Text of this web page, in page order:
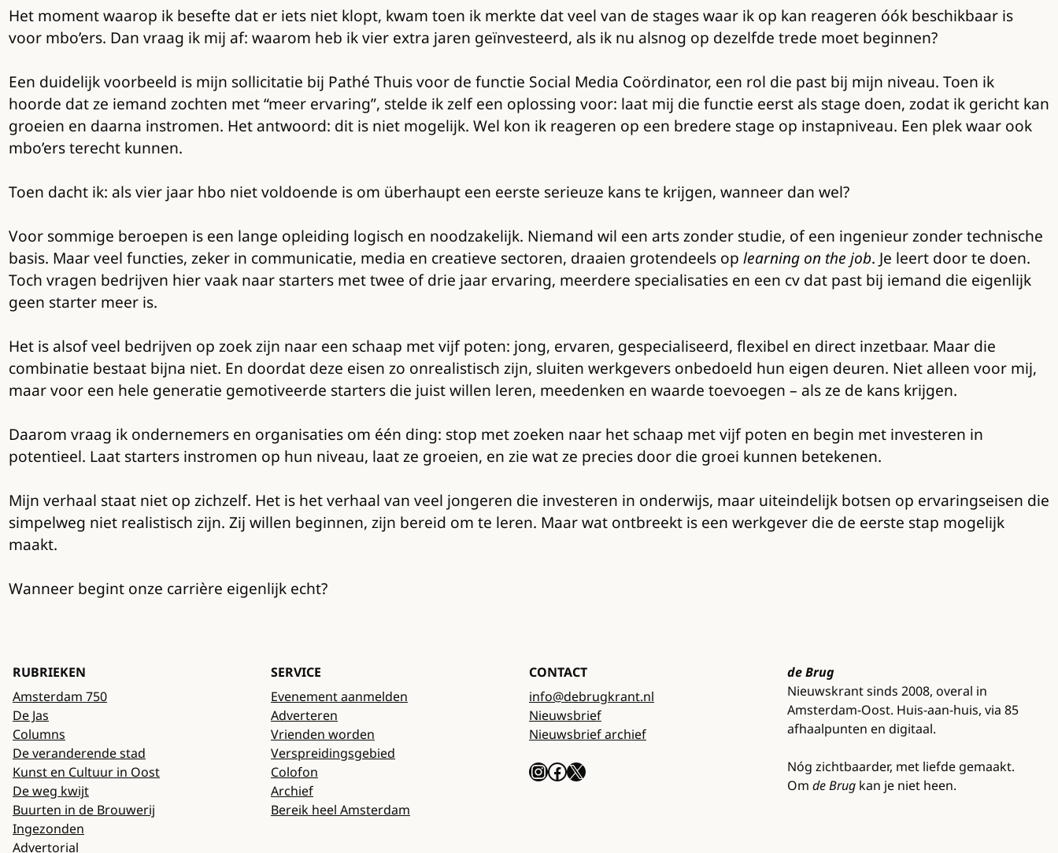
Het moment waarop ik besefte dat er iets niet klopt, kwam toen ik merkte dat veel van de stages waar ik op kan reageren óók beschikbaar is
voor mbo’ers. Dan vraag ik mij af: waarom heb ik vier extra jaren geïnvesteerd, als ik nu alsnog op dezelfde trede moet beginnen?
Een duidelijk voorbeeld is mijn sollicitatie bij Pathé Thuis voor de functie Social Media Coördinator, een rol die past bij mijn niveau. Toen ik
hoorde dat ze iemand zochten met “meer ervaring”, stelde ik zelf een oplossing voor: laat mij die functie eerst als stage doen, zodat ik gericht kan
groeien en daarna instromen. Het antwoord: dit is niet mogelijk. Wel kon ik reageren op een bredere stage op instapniveau. Een plek waar ook
mbo’ers terecht kunnen.
Toen dacht ik: als vier jaar hbo niet voldoende is om überhaupt een eerste serieuze kans te krijgen, wanneer dan wel?
Voor sommige beroepen is een lange opleiding logisch en noodzakelijk. Niemand wil een arts zonder studie, of een ingenieur zonder technische
basis. Maar veel functies, zeker in communicatie, media en creatieve sectoren, draaien grotendeels op learning on the job. Je leert door te doen.
Toch vragen bedrijven hier vaak naar starters met twee of drie jaar ervaring, meerdere specialisaties en een cv dat past bij iemand die eigenlijk
geen starter meer is.
Het is alsof veel bedrijven op zoek zijn naar een schaap met vijf poten: jong, ervaren, gespecialiseerd, flexibel en direct inzetbaar. Maar die
combinatie bestaat bijna niet. En doordat deze eisen zo onrealistisch zijn, sluiten werkgevers onbedoeld hun eigen deuren. Niet alleen voor mij,
maar voor een hele generatie gemotiveerde starters die juist willen leren, meedenken en waarde toevoegen – als ze de kans krijgen.
Daarom vraag ik ondernemers en organisaties om één ding: stop met zoeken naar het schaap met vijf poten en begin met investeren in
potentieel. Laat starters instromen op hun niveau, laat ze groeien, en zie wat ze precies door die groei kunnen betekenen.
Mijn verhaal staat niet op zichzelf. Het is het verhaal van veel jongeren die investeren in onderwijs, maar uiteindelijk botsen op ervaringseisen die
simpelweg niet realistisch zijn. Zij willen beginnen, zijn bereid om te leren. Maar wat ontbreekt is een werkgever die de eerste stap mogelijk
maakt.
Wanneer begint onze carrière eigenlijk echt?
RUBRIEKEN
Amsterdam 750
De Jas
Columns
De veranderende stad
Kunst en Cultuur in Oost
De weg kwijt
Buurten in de Brouwerij
Ingezonden
Advertorial
SERVICE
Evenement aanmelden
Adverteren
Vrienden worden
Verspreidingsgebied
Colofon
Archief
Bereik heel Amsterdam
CONTACT
info@debrugkrant.nl
Nieuwsbrief
Nieuwsbrief archief
InstagramFacebook X
de Brug
Nieuwskrant sinds 2008, overal in
Amsterdam-Oost. Huis-aan-huis, via 85
afhaalpunten en digitaal.
Nóg zichtbaarder, met liefde gemaakt.
Om de Brug kan je niet heen.